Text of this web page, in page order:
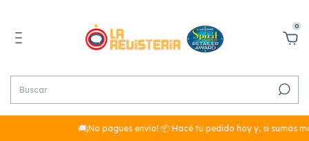
0
🚚¡No pagues envío! 📦 Hacé tu pedido hoy y, si sumás más de